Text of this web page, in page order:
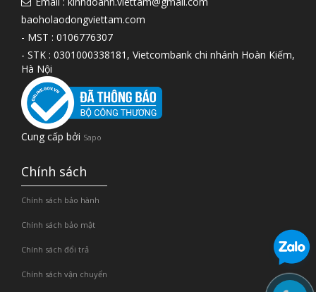
baoholaodongviettam.com
- MST : 0106776307
- STK : 0301000338181, Vietcombank chi nhánh Hoàn Kiếm,
Hà Nội
Cung cấp bởi Sapo
Chính sách
Chính sách bảo hành
Chính sách bảo mật
Chính sách đổi trả
Chính sách vận chuyển